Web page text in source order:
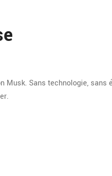
Musk. Sans technologie, sans